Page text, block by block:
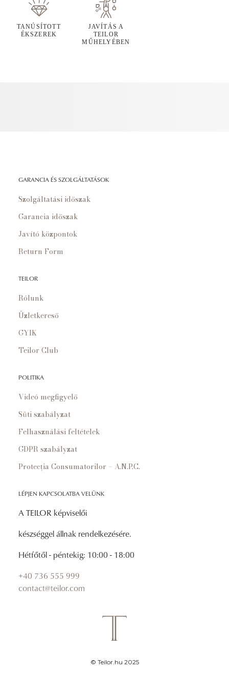
TANÚSÍTOTT
ÉKSZEREK
JAVÍTÁS A
TEILOR
MŰHELYÉBEN
GARANCIA ÉS SZOLGÁLTATÁSOK
Szolgáltatási időszak
Garancia időszak
Javító központok
Return Form
TEILOR
Rólunk
Üzletkereső
GYIK
Teilor Club
POLITIKA
Videó megfigyelő
Süti szabályzat
Felhasználási feltételek
GDPR szabályzat
Protecția Consumatorilor – A.N.P.C.
LÉPJEN KAPCSOLATBA VELÜNK
A TEILOR képviselői
készséggel állnak rendelkezésére.
Hétfőtől - péntekig: 10:00 - 18:00
+40 736 555 999
contact@teilor.com
© Teilor.hu 2025